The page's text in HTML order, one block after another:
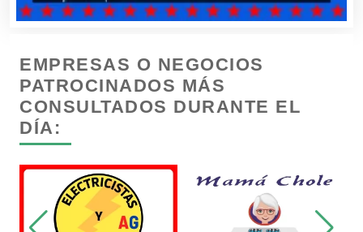
Cremerías y Salchichonerías
Cristalerías
Cromadoras
Decoración de Interiores
Dentistas
EMPRESAS O NEGOCIOS
PATROCINADOS MÁS
CONSULTADOS DURANTE EL
DÍA: